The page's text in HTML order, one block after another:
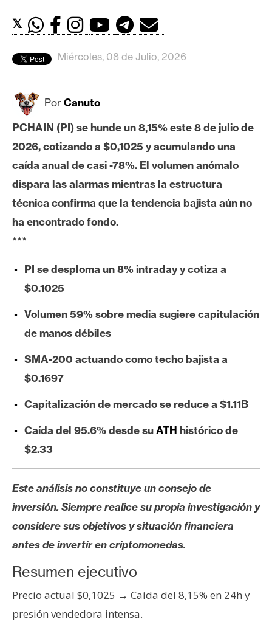
d
s
B
i
t
c
o
i
h
e
e
u
I
A
A
l
i
s
s
N
o
𝕏
Miércoles, 08 de Julio, 2026
Por Canuto
PCHAIN (PI) se hunde un 8,15% este 8 de julio de
2026, cotizando a $0,1025 y acumulando una
caída anual de casi -78%. El volumen anómalo
dispara las alarmas mientras la estructura
técnica confirma que la tendencia bajista aún no
ha encontrado fondo.
***
PI se desploma un 8% intraday y cotiza a
$0.1025
Volumen 59% sobre media sugiere capitulación
de manos débiles
SMA-200 actuando como techo bajista a
$0.1697
Capitalización de mercado se reduce a $1.11B
Caída del 95.6% desde suATH histórico de
$2.33
Este análisis no constituye un consejo de
inversión. Siempre realice su propia investigación y
considere sus objetivos y situación financiera
antes de invertir en criptomonedas.
Resumen ejecutivo
Precio actual $0,1025 → Caída del 8,15% en 24h y
presión vendedora intensa.